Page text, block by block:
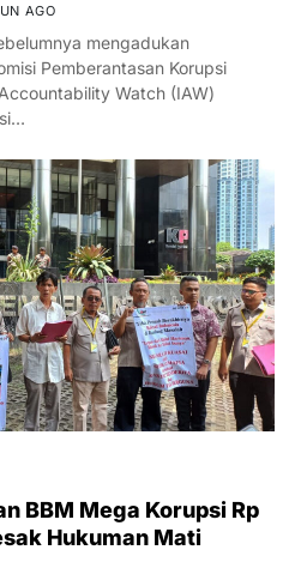
AGO
mengadukan
Pemberantasan Korupsi
Watch (IAW)
BBM Mega Korupsi Rp
Hukuman Mati